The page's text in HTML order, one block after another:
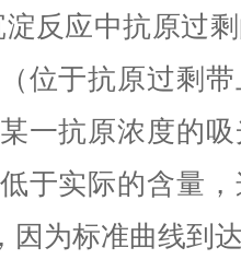
反应中抗原过
位于抗原过剩
一抗原浓度的
于实际的含量
因为标准曲线到